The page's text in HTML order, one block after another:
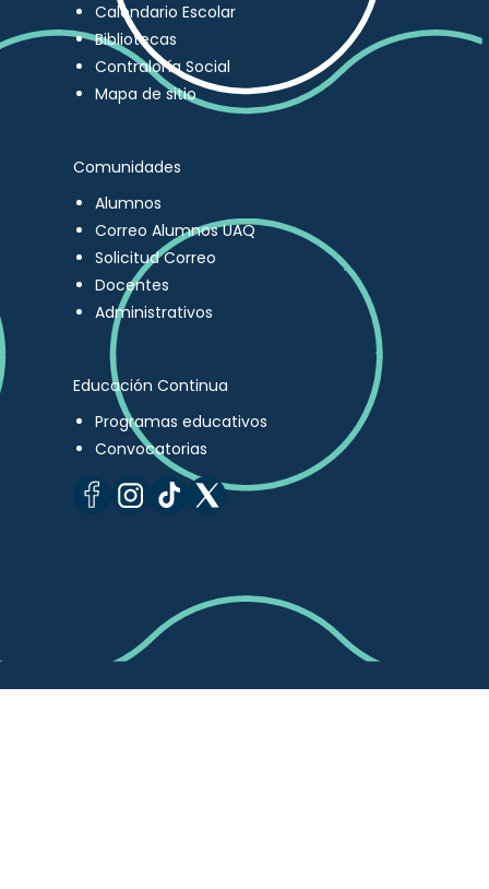
Calendario Escolar
Bibliotecas
Contraloría Social
Mapa de sitio
Comunidades
Alumnos
Correo Alumnos UAQ
Solicitud Correo
Docentes
Administrativos
Educación Continua
Programas educativos
Convocatorias